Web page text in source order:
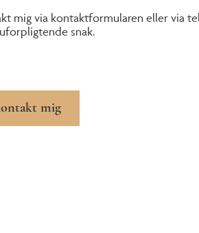
mig via kontaktformularen eller via
snak.
mig